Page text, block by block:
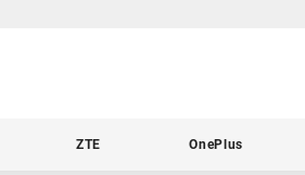
ZTE OnePlus